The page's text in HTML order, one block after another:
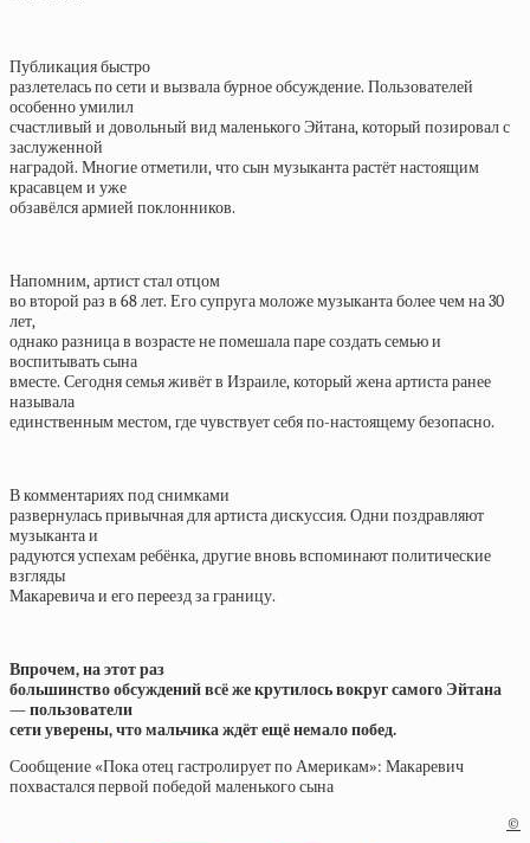
Публикация быстро
разлетелась по сети и вызвала бурное обсуждение. Пользователей
особенно умилил
счастливый и довольный вид маленького Эйтана, который позировал с
заслуженной
наградой. Многие отметили, что сын музыканта растёт настоящим
красавцем и уже
обзавёлся армией поклонников.
Напомним, артист стал отцом
во второй раз в 68 лет. Его супруга моложе музыканта более чем на 30
лет,
однако разница в возрасте не помешала паре создать семью и
воспитывать сына
вместе. Сегодня семья живёт в Израиле, который жена артиста ранее
называла
единственным местом, где чувствует себя по-настоящему безопасно.
В комментариях под снимками
развернулась привычная для артиста дискуссия. Одни поздравляют
музыканта и
радуются успехам ребёнка, другие вновь вспоминают политические
взгляды
Макаревича и его переезд за границу.
Впрочем, на этот раз
большинство обсуждений всё же крутилось вокруг самого Эйтана
— пользователи
сети уверены, что мальчика ждёт ещё немало побед.
Сообщение «Пока отец гастролирует по Америкам»: Макаревич
похвастался первой победой маленького сына
©